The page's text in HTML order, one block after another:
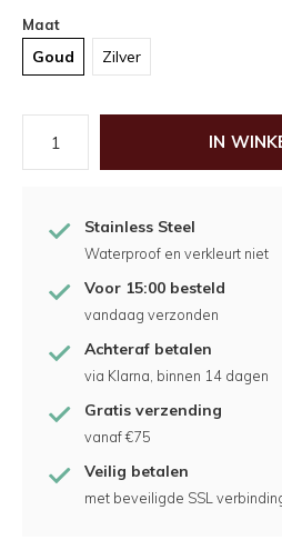
Maat
Goud Zilver
IN
Stainless Steel
Waterproof en verkleurt niet
Voor 15:00 besteld
vandaag verzonden
Achteraf betalen
via Klarna, binnen 14 dagen
Gratis verzending
vanaf €75
Veilig betalen
met beveiligde SSL